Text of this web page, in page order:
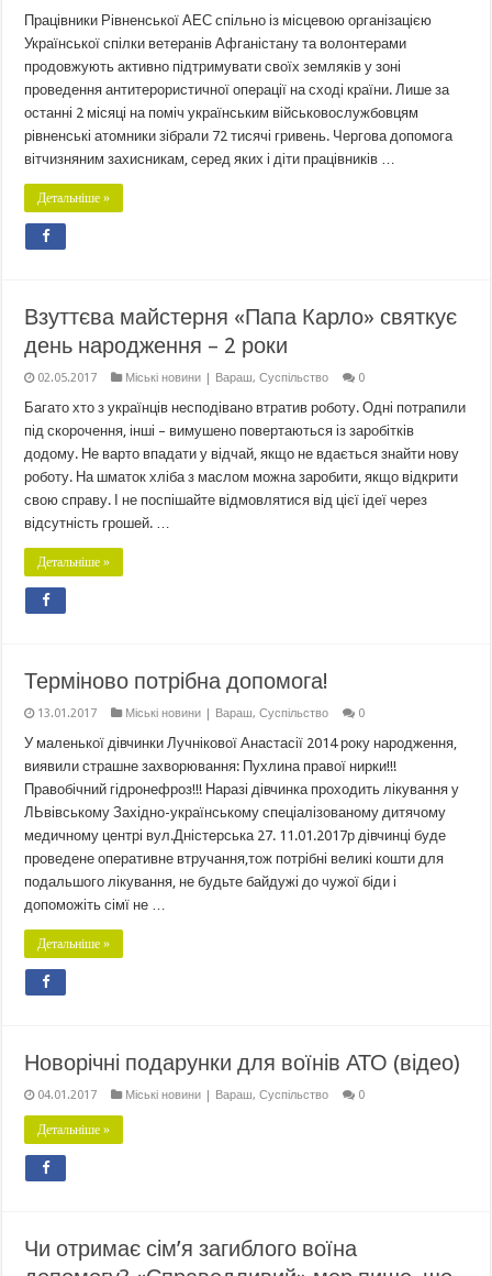
Працівники Рівненської АЕС спільно із місцевою організацією
Української спілки ветеранів Афганістану та волонтерами
продовжують активно підтримувати своїх земляків у зоні
проведення антитерористичної операції на сході країни. Лише за
останні 2 місяці на поміч українським військовослужбовцям
рівненські атомники зібрали 72 тисячі гривень. Чергова допомога
вітчизняним захисникам, серед яких і діти працівників …
Детальніше »
Взуттєва майстерня «Папа Карло» святкує
день народження – 2 роки
02.05.2017 Міські новини | Вараш,Суспільство 0
Багато хто з українців несподівано втратив роботу. Одні потрапили
під скорочення, інші – вимушено повертаються із заробітків
додому. Не варто впадати у відчай, якщо не вдається знайти нову
роботу. На шматок хліба з маслом можна заробити, якщо відкрити
свою справу. І не поспішайте відмовлятися від цієї ідеї через
відсутність грошей. …
Детальніше »
Терміново потрібна допомога!
13.01.2017 Міські новини | Вараш,Суспільство 0
У маленької дівчинки Лучнікової Анастасії 2014 року народження,
виявили страшне захворювання: Пухлина правої нирки!!!
Правобічний гідронефроз!!! Наразі дівчинка проходить лікування у
ЛЬвівському Західно-українському спеціалізованому дитячому
медичному центрі вул.Дністерська 27. 11.01.2017р дівчинці буде
проведене оперативне втручання,тож потрібні великі кошти для
подальшого лікування, не будьте байдужі до чужої біди і
допоможіть сімї не …
Детальніше »
Новорічні подарунки для воїнів АТО (відео)
04.01.2017 Міські новини | Вараш,Суспільство 0
Детальніше »
Чи отримає сім’я загиблого воїна